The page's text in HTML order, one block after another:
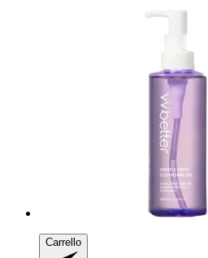
Carrello